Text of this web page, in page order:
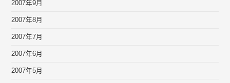
2007年9月
2007年8月
2007年7月
2007年6月
2007年5月